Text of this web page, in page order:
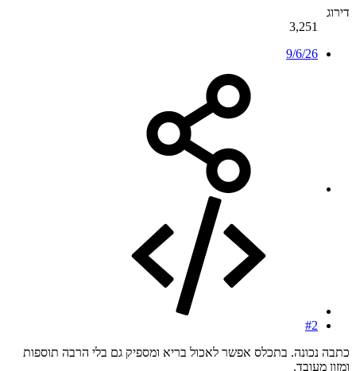
דירוג
3,251
9/6/26
#2
כתבה נכונה. בתכלס אפשר לאכול בריא ומספיק גם בלי הרבה תוספות
ומזון מעובד.